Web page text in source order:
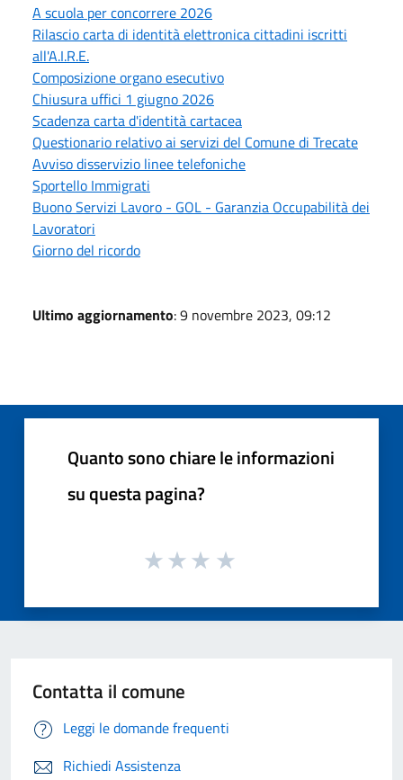
A scuola per concorrere 2026
Rilascio carta di identità elettronica cittadini iscritti
all'A.I.R.E.
Composizione organo esecutivo
Chiusura uffici 1 giugno 2026
Scadenza carta d'identità cartacea
Questionario relativo ai servizi del Comune di Trecate
Avviso disservizio linee telefoniche
Sportello Immigrati
Buono Servizi Lavoro - GOL - Garanzia Occupabilità dei
Lavoratori
Giorno del ricordo
Ultimo aggiornamento: 9 novembre 2023, 09:12
Quanto sono chiare le informazioni
su questa pagina?
Contatta il comune
Leggi le domande frequenti
Richiedi Assistenza